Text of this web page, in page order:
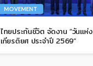
MOVEMENT
ไทยประกันชีวิต จัดงาน “วันแห่ง
เกียรติยศ ประจำปี 2569”